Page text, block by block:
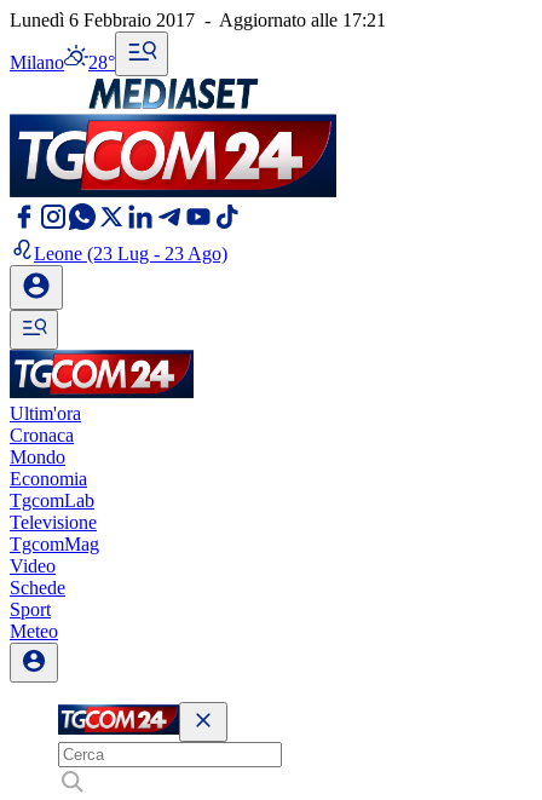
Lunedì 6 Febbraio 2017 - Aggiornato alle 17:21
Milano 28°
Leone (23 Lug - 23 Ago)
Ultim'ora
Cronaca
Mondo
Economia
TgcomLab
Televisione
TgcomMag
Video
Schede
Sport
Meteo